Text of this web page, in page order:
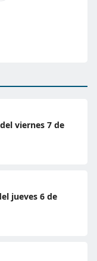
viernes 7 de
jueves 6 de